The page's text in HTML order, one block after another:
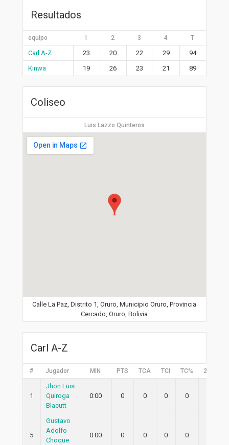
Resultados
equipo 1 2 3 4 T
Carl A-Z 23 20 22 29
94
Kinwa
19 26 23 21 89
Coliseo
Luis Lazzo Quinteros
Calle La Paz, Distrito 1, Oruro, Municipio Oruro, Provincia
Cercado, Oruro, Bolivia
Carl A-Z
# Jugador MIN PTS TCA TCI TC% 2PA
1
Jhon Luis
Quiroga
Blacutt
0:00 0 0 0 0
5
Gustavo
Adolfo
Choque
0:00 0 0 0 0